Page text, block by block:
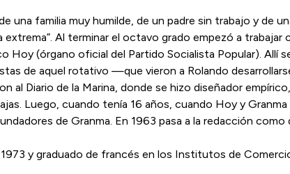
una familia muy humilde, de un padre sin trabajo y de
extrema”. Al terminar el octavo grado empezó a trabajar
Hoy (órgano oficial del Partido Socialista Popular). Allí
de aquel rotativo —que vieron a Rolando
al Diario de la Marina, donde se hizo diseñador
Luego, cuando tenía 16 años, cuando Hoy y
de Granma. En 1963 pasa a la redacción
y graduado de francés en los Institutos de